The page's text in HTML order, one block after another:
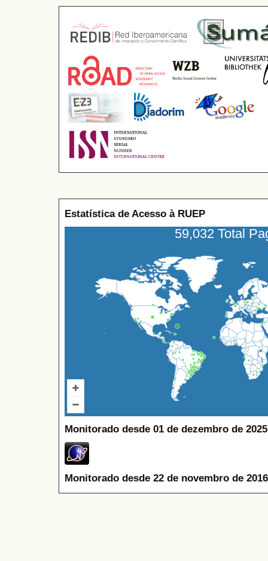
Estatística de Acesso à RUEP
59,032 Total
Monitorado desde 01 de dezembro de
Monitorado desde 22 de novembro de